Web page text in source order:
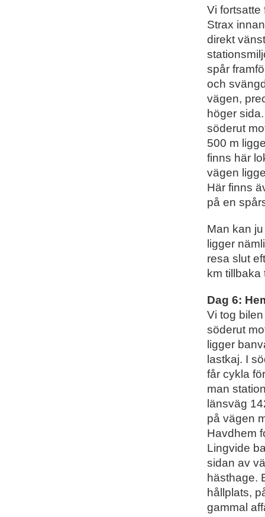
Vi fortsatte
Strax
direkt
spår
och
vägen,
höger
söderut
500 m
finns här
vägen
Här finns
på en
Man kan
ligger
resa slut
km
Dag 6:
Vi tog
söderut
ligger
lastkaj. I
får cykla
man
länsväg
på vägen
Havdhem
Lingvide
sidan av
hästhage.
hållplats,
gammal